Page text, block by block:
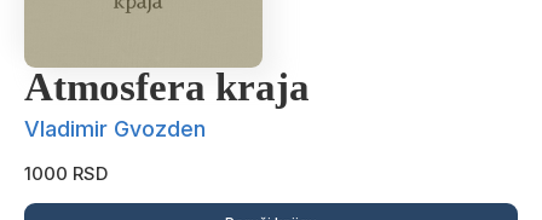
Atmosfera kraja
Vladimir Gvozden
1000 RSD